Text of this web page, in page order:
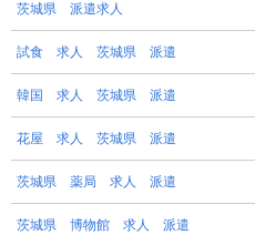
茨城県 派遣求人
試食 求人 茨城県 派遣
韓国 求人 茨城県 派遣
花屋 求人 茨城県 派遣
茨城県 薬局 求人 派遣
茨城県 博物館 求人 派遣